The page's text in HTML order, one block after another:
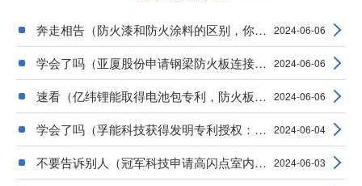
奔走相告（防火漆和防火涂料的区别，你知道吗 2024-06-06
学会了吗（亚厦股份申请钢梁防火板连接结构专 2024-06-06
速看（亿纬锂能取得电池包专利，防火板能够对 2024-06-06
学会了吗（孚能科技获得发明专利授权：“一种 2024-06-04
不要告诉别人（冠军科技申请高闪点室内钢结构 2024-06-03